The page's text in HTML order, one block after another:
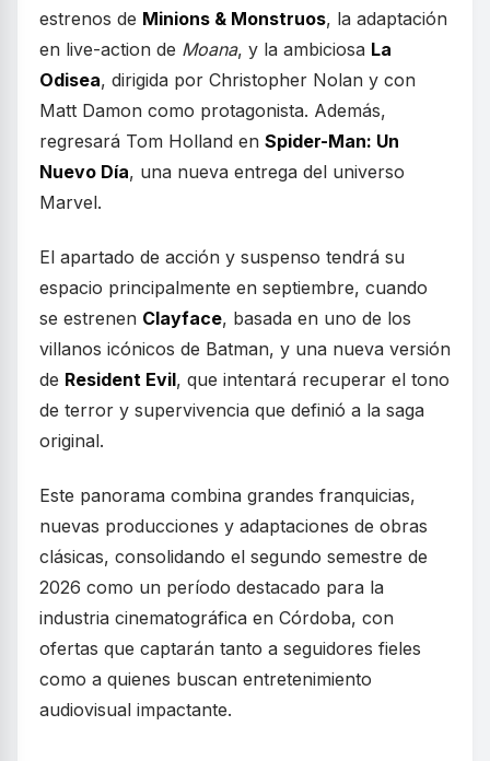
estrenos de Minions & Monstruos, la adaptación
en live-action de Moana, y la ambiciosa La
Odisea, dirigida por Christopher Nolan y con
Matt Damon como protagonista. Además,
regresará Tom Holland en Spider-Man: Un
Nuevo Día, una nueva entrega del universo
Marvel.
El apartado de acción y suspenso tendrá su
espacio principalmente en septiembre, cuando
se estrenen Clayface, basada en uno de los
villanos icónicos de Batman, y una nueva versión
de Resident Evil, que intentará recuperar el tono
de terror y supervivencia que definió a la saga
original.
Este panorama combina grandes franquicias,
nuevas producciones y adaptaciones de obras
clásicas, consolidando el segundo semestre de
2026 como un período destacado para la
industria cinematográfica en Córdoba, con
ofertas que captarán tanto a seguidores fieles
como a quienes buscan entretenimiento
audiovisual impactante.